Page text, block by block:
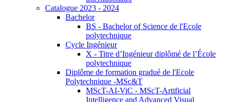
Catalogue 2023 - 2024
Bachelor
BS - Bachelor of Science de l'Ecole
polytechnique
Cycle Ingénieur
X - Titre d’Ingénieur diplômé de l’École
polytechnique
Diplôme de formation gradué de l'Ecole
Polytechnique -MSc&T
MScT-AI-ViC - MScT-Artificial
Intelligence and Advanced Visual